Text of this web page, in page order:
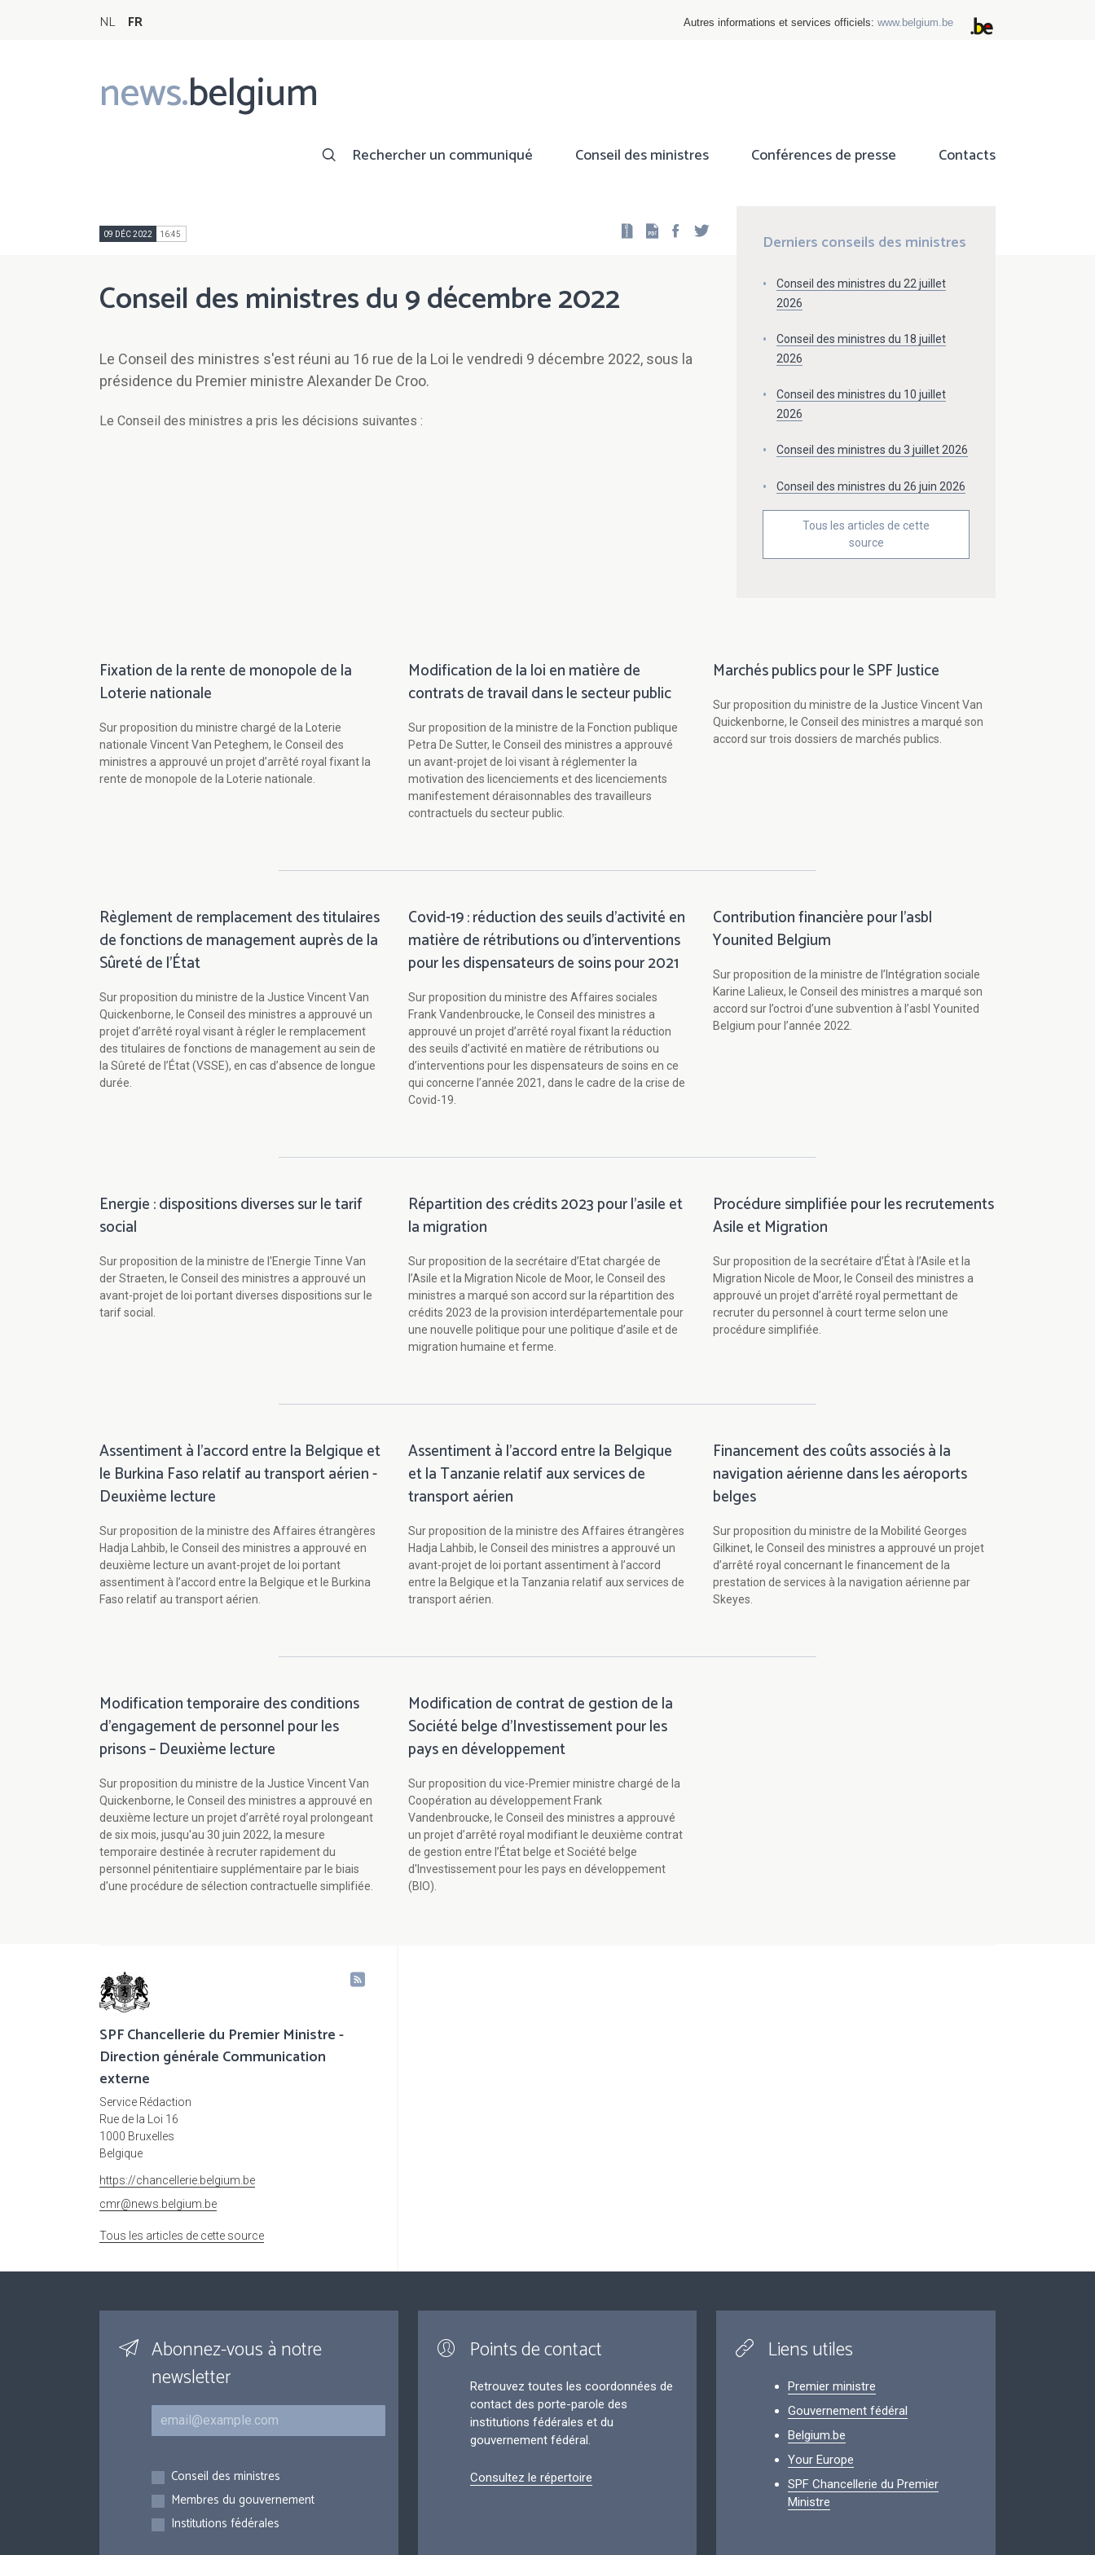
NL FR Autres informations et services officiels: www.belgium.be
news.belgium
Main
navigation
Rechercher un communiqué Conseil des ministres Conférences de presse Contacts
09 DÉC 2022 16:45 Facebook
Conseil des ministres du 9 décembre 2022
Le Conseil des ministres s'est réuni au 16 rue de la Loi le vendredi 9 décembre 2022, sous la
présidence du Premier ministre Alexander De Croo.
Le Conseil des ministres a pris les décisions suivantes :
Derniers conseils des ministres
Conseil des ministres du 22 juillet
2026
Conseil des ministres du 18 juillet
2026
Conseil des ministres du 10 juillet
2026
Conseil des ministres du 3 juillet 2026
Conseil des ministres du 26 juin 2026
Tous les articles de cette
source
Fixation de la rente de monopole de la
Loterie nationale
Sur proposition du ministre chargé de la Loterie
nationale Vincent Van Peteghem, le Conseil des
ministres a approuvé un projet d’arrêté royal fixant la
rente de monopole de la Loterie nationale.
Modification de la loi en matière de
contrats de travail dans le secteur public
Sur proposition de la ministre de la Fonction publique
Petra De Sutter, le Conseil des ministres a approuvé
un avant-projet de loi visant à réglementer la
motivation des licenciements et des licenciements
manifestement déraisonnables des travailleurs
contractuels du secteur public.
Marchés publics pour le SPF Justice
Sur proposition du ministre de la Justice Vincent Van
Quickenborne, le Conseil des ministres a marqué son
accord sur trois dossiers de marchés publics.
Règlement de remplacement des titulaires
de fonctions de management auprès de la
Sûreté de l’État
Sur proposition du ministre de la Justice Vincent Van
Quickenborne, le Conseil des ministres a approuvé un
projet d’arrêté royal visant à régler le remplacement
des titulaires de fonctions de management au sein de
la Sûreté de l’État (VSSE), en cas d’absence de longue
durée.
Covid-19 : réduction des seuils d’activité en
matière de rétributions ou d’interventions
pour les dispensateurs de soins pour 2021
Sur proposition du ministre des Affaires sociales
Frank Vandenbroucke, le Conseil des ministres a
approuvé un projet d’arrêté royal fixant la réduction
des seuils d’activité en matière de rétributions ou
d’interventions pour les dispensateurs de soins en ce
qui concerne l’année 2021, dans le cadre de la crise de
Covid-19.
Contribution financière pour l’asbl
Younited Belgium
Sur proposition de la ministre de l’Intégration sociale
Karine Lalieux, le Conseil des ministres a marqué son
accord sur l’octroi d’une subvention à l’asbl Younited
Belgium pour l’année 2022.
Energie : dispositions diverses sur le tarif
social
Sur proposition de la ministre de l'Energie Tinne Van
der Straeten, le Conseil des ministres a approuvé un
avant-projet de loi portant diverses dispositions sur le
tarif social.
Répartition des crédits 2023 pour l’asile et
la migration
Sur proposition de la secrétaire d’Etat chargée de
l’Asile et la Migration Nicole de Moor, le Conseil des
ministres a marqué son accord sur la répartition des
crédits 2023 de la provision interdépartementale pour
une nouvelle politique pour une politique d’asile et de
migration humaine et ferme.
Procédure simplifiée pour les recrutements
Asile et Migration
Sur proposition de la secrétaire d’État à l’Asile et la
Migration Nicole de Moor, le Conseil des ministres a
approuvé un projet d’arrêté royal permettant de
recruter du personnel à court terme selon une
procédure simplifiée.
Assentiment à l'accord entre la Belgique et
le Burkina Faso relatif au transport aérien -
Deuxième lecture
Sur proposition de la ministre des Affaires étrangères
Hadja Lahbib, le Conseil des ministres a approuvé en
deuxième lecture un avant-projet de loi portant
assentiment à l’accord entre la Belgique et le Burkina
Faso relatif au transport aérien.
Assentiment à l'accord entre la Belgique
et la Tanzanie relatif aux services de
transport aérien
Sur proposition de la ministre des Affaires étrangères
Hadja Lahbib, le Conseil des ministres a approuvé un
avant-projet de loi portant assentiment à l’accord
entre la Belgique et la Tanzania relatif aux services de
transport aérien.
Financement des coûts associés à la
navigation aérienne dans les aéroports
belges
Sur proposition du ministre de la Mobilité Georges
Gilkinet, le Conseil des ministres a approuvé un projet
d’arrêté royal concernant le financement de la
prestation de services à la navigation aérienne par
Skeyes.
Modification temporaire des conditions
d’engagement de personnel pour les
prisons – Deuxième lecture
Sur proposition du ministre de la Justice Vincent Van
Quickenborne, le Conseil des ministres a approuvé en
deuxième lecture un projet d’arrêté royal prolongeant
de six mois, jusqu'au 30 juin 2022, la mesure
temporaire destinée à recruter rapidement du
personnel pénitentiaire supplémentaire par le biais
d'une procédure de sélection contractuelle simplifiée.
Modification de contrat de gestion de la
Société belge d'Investissement pour les
pays en développement
Sur proposition du vice-Premier ministre chargé de la
Coopération au développement Frank
Vandenbroucke, le Conseil des ministres a approuvé
un projet d’arrêté royal modifiant le deuxième contrat
de gestion entre l’État belge et Société belge
d'Investissement pour les pays en développement
(BIO).
SPF Chancellerie du Premier Ministre -
Direction générale Communication
externe
Service Rédaction
Rue de la Loi 16
1000 Bruxelles
Belgique
https://chancellerie.belgium.be
cmr@news.belgium.be
Tous les articles de cette source
Abonnez-vous à notre
newsletter
Courriel
Inscriptions
Conseil des ministres
Membres du gouvernement
Institutions fédérales
Points de contact
Retrouvez toutes les coordonnées de
contact des porte-parole des
institutions fédérales et du
gouvernement fédéral.
Consultez le répertoire
Liens utiles
Premier ministre
Gouvernement fédéral
Belgium.be
Your Europe
SPF Chancellerie du Premier
Ministre